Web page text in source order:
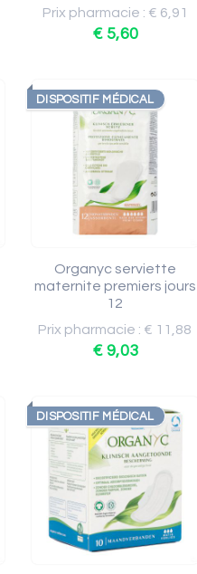
Prix pharmacie : € 6,91
€ 5,60
DISPOSITIF MÉDICAL
Organyc serviette
maternite premiers jours
12
Prix pharmacie : € 11,88
€ 9,03
DISPOSITIF MÉDICAL